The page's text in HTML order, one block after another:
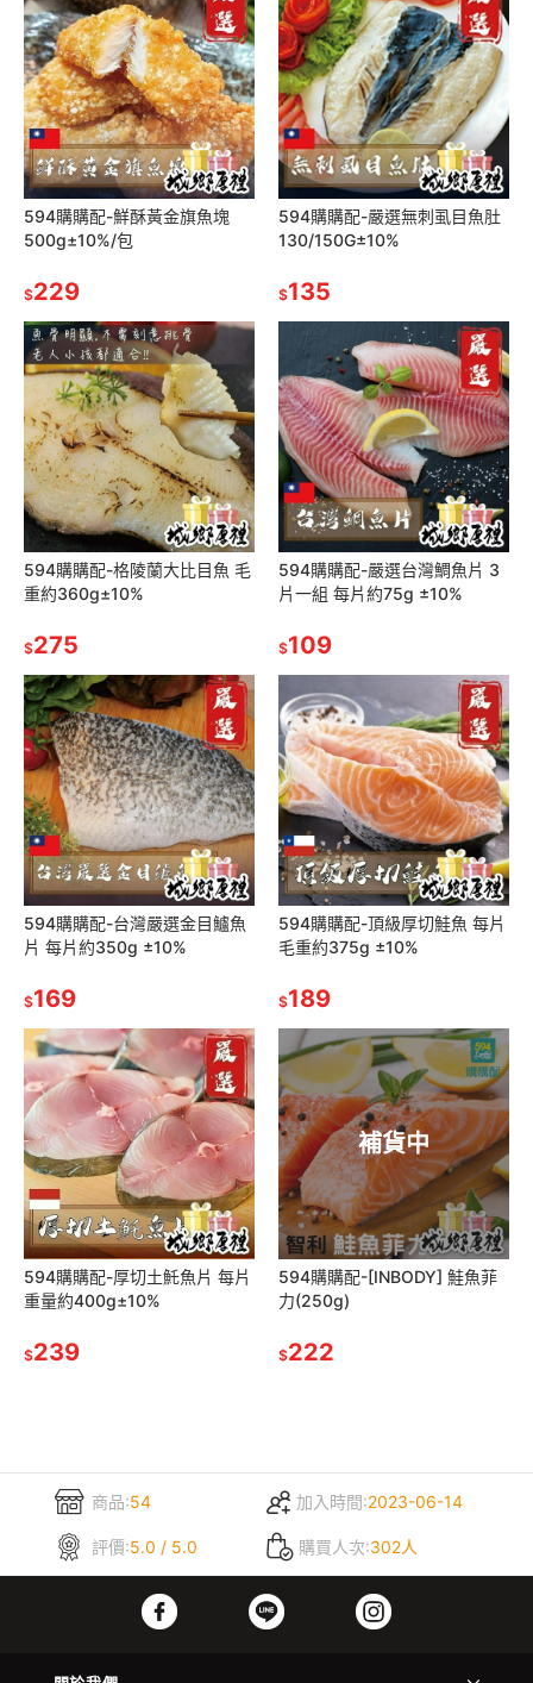
594購購配-鮮酥黃金旗魚塊
500g±10%/包
$229
594購購配-嚴選無刺虱目魚肚
130/150G±10%
$135
594購購配-格陵蘭大比目魚 毛
重約360g±10%
$275
594購購配-嚴選台灣鯛魚片 3
片一組 每片約75g ±10%
$109
594購購配-台灣嚴選金目鱸魚
片 每片約350g ±10%
$169
594購購配-頂級厚切鮭魚 每片
毛重約375g ±10%
$189
594購購配-厚切土魠魚片 每片
重量約400g±10%
$239
補貨中
594購購配-[INBODY] 鮭魚菲
力(250g)
$222
商品:54 加入時間:2023-06-14
評價:5.0 / 5.0 購買人次:302人